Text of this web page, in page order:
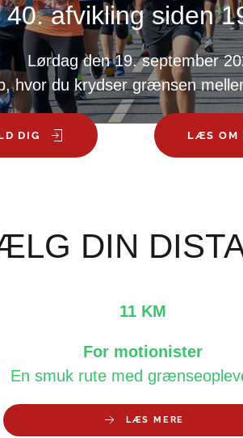
40. afvikling siden
Lørdag den 19. september
hvor du krydser grænsen
DIG LÆS OM
DIN
11 KM
For motionister
En smuk rute med
LÆS MERE